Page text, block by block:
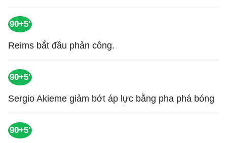
90+5'
Reims bắt đầu phản công.
90+5'
Sergio Akieme giảm bớt áp lực bằng pha phá bóng
90+5'